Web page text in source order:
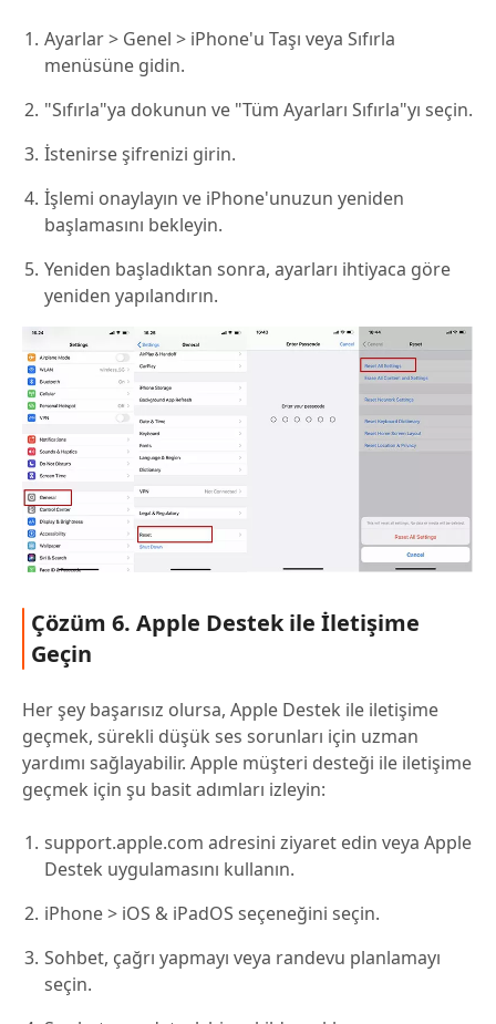
Ayarlar > Genel > iPhone'u Taşı veya Sıfırla
menüsüne gidin.
"Sıfırla"ya dokunun ve "Tüm Ayarları Sıfırla"yı seçin.
İstenirse şifrenizi girin.
İşlemi onaylayın ve iPhone'unuzun yeniden
başlamasını bekleyin.
Yeniden başladıktan sonra, ayarları ihtiyaca göre
yeniden yapılandırın.
Çözüm 6. Apple Destek ile İletişime
Geçin
Her şey başarısız olursa, Apple Destek ile iletişime
geçmek, sürekli düşük ses sorunları için uzman
yardımı sağlayabilir. Apple müşteri desteği ile iletişime
geçmek için şu basit adımları izleyin:
support.apple.com adresini ziyaret edin veya Apple
Destek uygulamasını kullanın.
iPhone > iOS & iPadOS seçeneğini seçin.
Sohbet, çağrı yapmayı veya randevu planlamayı
seçin.